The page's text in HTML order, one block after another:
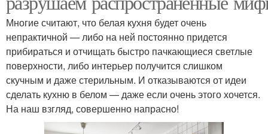
Многие считают, что белая кухня будет очень
непрактичной — либо на ней постоянно придется
прибираться и отчищать быстро пачкающиеся светлые
поверхности, либо интерьер получится слишком
скучным и даже стерильным. И отказываются от идеи
сделать кухню в белом — даже если очень этого хочется.
На наш взгляд, совершенно напрасно!